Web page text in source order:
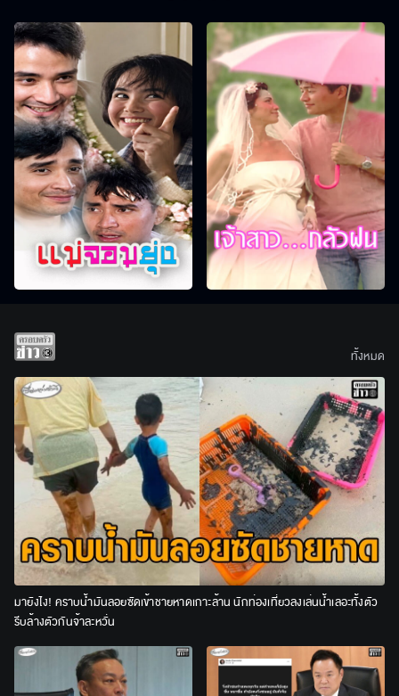
มายังไง! คราบน้ำมันลอยซัดเข้าชายหาดเกาะล้าน นักท่องเที่ยวลงเล่นน้ำเลอะทั้งตัว
รีบล้างตัวกันจ้าละหวั่น
ทั้งหมด